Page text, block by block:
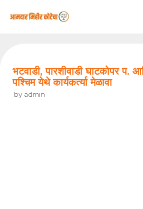
भटवाडी, पारशीवाडी घाटकोपर प.
पश्चिम येथे कार्यकर्त्या मेळावा
by admin